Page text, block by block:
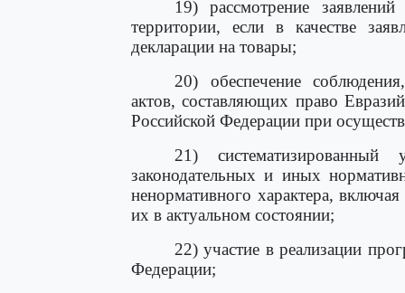
19) рассмотрение
территории, если в качестве
декларации на товары;
20) обеспечение
актов, составляющих право
Российской Федерации при
21)
законодательных и иных
ненормативного характера,
их в актуальном состоянии;
22) участие в реализации
Федерации;